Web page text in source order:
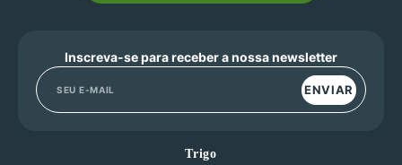
Inscreva-se para receber a nossa newsletter
ENVIAR
Trigo